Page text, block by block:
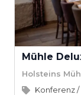
Mühle
Holsteins
Konferenz